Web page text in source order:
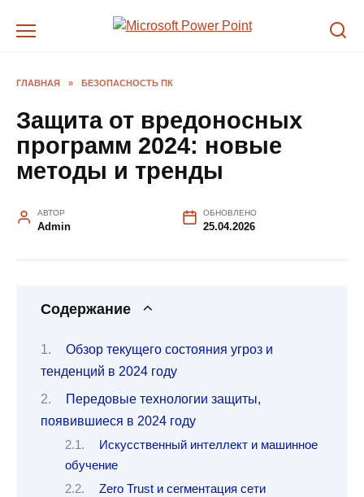
ГЛАВНАЯ » БЕЗОПАСНОСТЬ ПК
Защита от вредоносных
программ 2024: новые
методы и тренды
АВТОР
Admin
ОБНОВЛЕНО
25.04.2026
Содержание
Обзор текущего состояния угроз и
тенденций в 2024 году
Передовые технологии защиты,
появившиеся в 2024 году
Искусственный интеллект и машинное
обучение
Zero Trust и сегментация сети